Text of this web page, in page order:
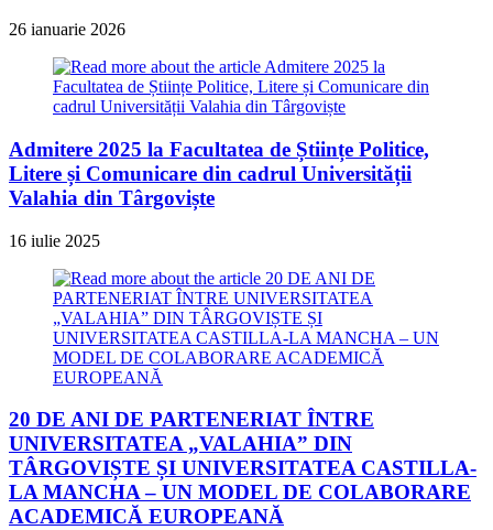
26 ianuarie 2026
Admitere 2025 la Facultatea de Științe Politice,
Litere și Comunicare din cadrul Universității
Valahia din Târgoviște
16 iulie 2025
20 DE ANI DE PARTENERIAT ÎNTRE
UNIVERSITATEA „VALAHIA” DIN
TÂRGOVIȘTE ȘI UNIVERSITATEA CASTILLA-
LA MANCHA – UN MODEL DE COLABORARE
ACADEMICĂ EUROPEANĂ